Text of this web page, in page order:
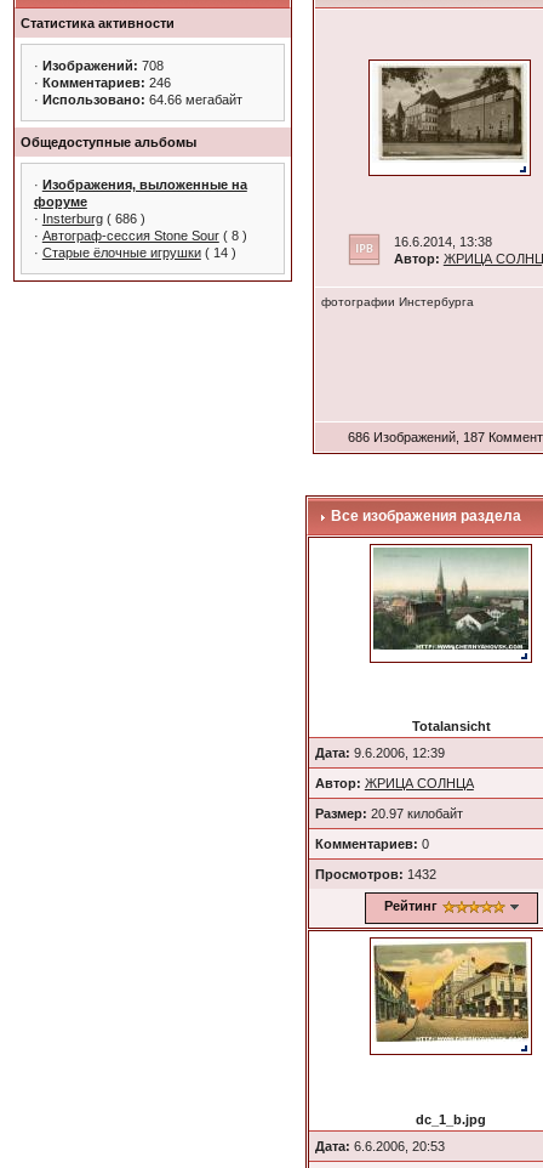
Статистика активности
· Изображений: 708
· Комментариев: 246
· Использовано: 64.66 мегабайт
Общедоступные альбомы
· Изображения, выложенные на
форуме
· Insterburg( 686 )
· Автограф-сессия Stone Sour( 8 )
· Старые ёлочные игрушки( 14 )
16.6.2014, 13:38
Автор: ЖРИЦА
фотографии Инстербурга
686 Изображений, 187
Все изображения раздела
Totalansicht
Дата: 9.6.2006, 12:39
Автор: ЖРИЦА СОЛНЦА
Размер: 20.97 килобайт
Комментариев: 0
Просмотров: 1432
Рейтинг
dc_1_b.jpg
Дата: 6.6.2006, 20:53